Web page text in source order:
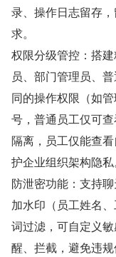
录、操作日志留存
求。
权限分级管控：搭
员、部门管理员、
同的操作权限（如
号，普通员工仅可
隔离，员工仅能查
护企业组织架构隐私
防泄密功能：支持
加水印（员工姓名
词过滤，可自定义
醒、拦截，避免违